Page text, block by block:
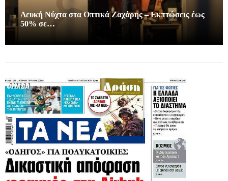
Λευκή Νύχτα στα Οπτικά Ζαχάρης – Εκπτώσεις έως
50% σε…